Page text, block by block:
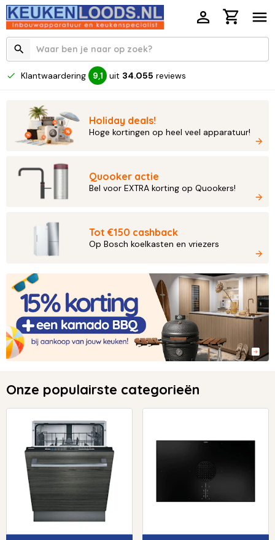
Klantwaardering 9,1 uit 34.055 reviews
Holiday deals!
Hoge kortingen op heel veel apparatuur!
Quooker actie
Bel voor EXTRA korting op Quookers!
Tot €150 cashback
Op Bosch koelkasten en vriezers
Onze populairste categorieën